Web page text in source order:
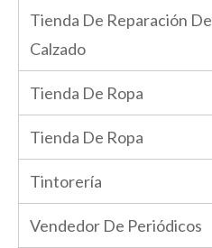
Tienda De Reparación De
Calzado
Tienda De Ropa
Tienda De Ropa
Tintorería
Vendedor De Periódicos